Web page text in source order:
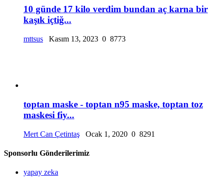
10 günde 17 kilo verdim bundan aç karna bir
kaşık içtiğ...
mttsus Kasım 13, 2023 0 8773
toptan maske - toptan n95 maske, toptan toz
maskesi fiy...
Mert Can Çetintaş Ocak 1, 2020 0 8291
Sponsorlu Gönderilerimiz
yapay zeka